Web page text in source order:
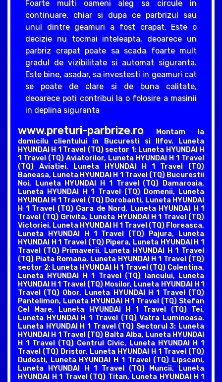
Foarte multi oameni aleg sa circule in
continuare, chiar si dupa ce parbrizul sau
unul dintre geamuri a fost crapat. Este o
decizie nu tocmai inteleapta, deoarece un
parbriz crapat poate sa scada foarte mult
gradul de vizibilitate si automat siguranta.
Este bine, asadar, sa investesti in geamuri cat
se poate de clare si de buna calitate,
deoarece poti contribui la o folosire a masinii
in deplina siguranta
www.preturi-parbrize.roMontam la
domicilu clientului in Bucuresti si Ilfov. Luneta
HYUNDAI H 1 Travel (TQ) sector 1: Luneta HYUNDAI H
1 Travel (TQ) Aviatorilor, Luneta HYUNDAI H 1 Travel
(TQ) Aviatiei, Luneta HYUNDAI H 1 Travel (TQ)
Baneasa, Luneta HYUNDAI H 1 Travel (TQ) Bucurestii
Noi, Luneta HYUNDAI H 1 Travel (TQ) Damaroaia,
Luneta HYUNDAI H 1 Travel (TQ) Domenii, Luneta
HYUNDAI H 1 Travel (TQ) Dorobanti, Luneta HYUNDAI
H 1 Travel (TQ) Gara de Nord, Luneta HYUNDAI H 1
Travel (TQ) Grivita, Luneta HYUNDAI H 1 Travel (TQ)
Victoriei, Luneta HYUNDAI H 1 Travel (TQ) Floreasca,
Luneta HYUNDAI H 1 Travel (TQ) Pajura, Luneta
HYUNDAI H 1 Travel (TQ) Pipera, Luneta HYUNDAI H 1
Travel (TQ) Primaverii, Luneta HYUNDAI H 1 Travel
(TQ) Piata Romana. Luneta HYUNDAI H 1 Travel (TQ)
sector 2: Luneta HYUNDAI H 1 Travel (TQ) Colentina,
Luneta HYUNDAI H 1 Travel (TQ) Iancului, Luneta
HYUNDAI H 1 Travel (TQ) Mosilor, Luneta HYUNDAI H 1
Travel (TQ) Obor, Luneta HYUNDAI H 1 Travel (TQ)
Pantelimon, Luneta HYUNDAI H 1 Travel (TQ) Stefan
Cel Mare, Luneta HYUNDAI H 1 Travel (TQ) Tei,
Luneta HYUNDAI H 1 Travel (TQ) Vatra Luminoasa.
Luneta HYUNDAI H 1 Travel (TQ) Sectorul 3: Luneta
HYUNDAI H 1 Travel (TQ) Balta Alba, Luneta HYUNDAI
H 1 Travel (TQ) Centrul Civic, Luneta HYUNDAI H 1
Travel (TQ) Dristor, Luneta HYUNDAI H 1 Travel (TQ)
Dudesti, Luneta HYUNDAI H 1 Travel (TQ) Lipscani,
Luneta HYUNDAI H 1 Travel (TQ) Muncii, Luneta
HYUNDAI H 1 Travel (TQ) Titan, Luneta HYUNDAI H 1